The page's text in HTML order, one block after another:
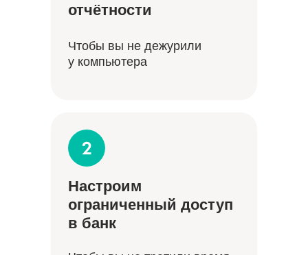
Настроим
ограниченный доступ
в банк
отчётности
Чтобы вы не дежурили
у компьютера